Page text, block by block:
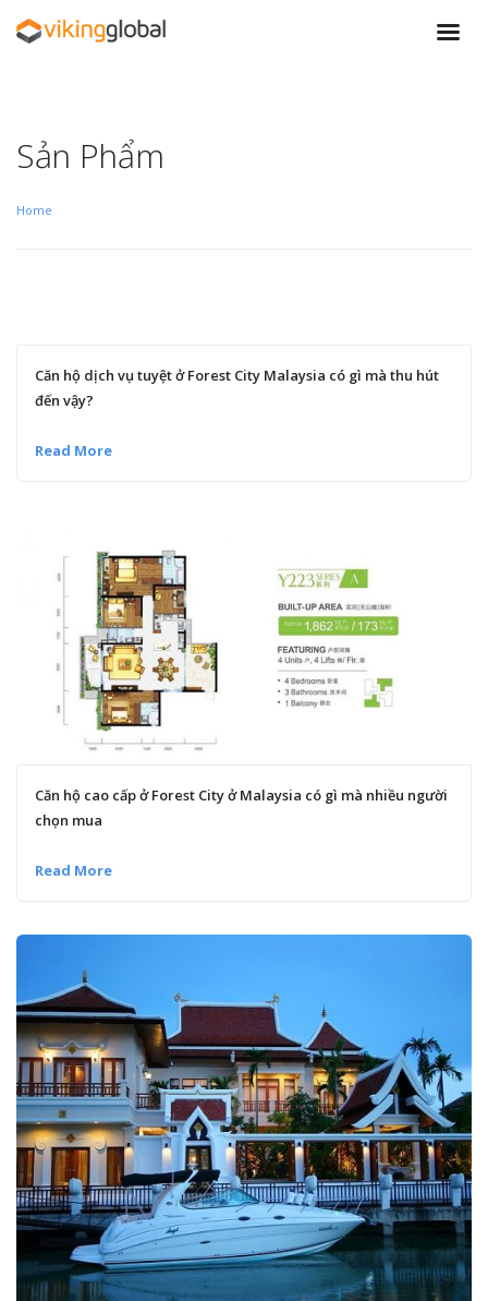
Sản Phẩm
Home
Căn hộ dịch vụ tuyệt ở Forest City Malaysia có gì mà thu hút
đến vậy?
Read More
Căn hộ cao cấp ở Forest City ở Malaysia có gì mà nhiều người
chọn mua
Read More